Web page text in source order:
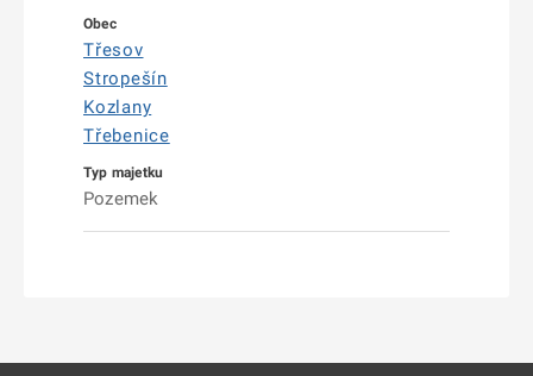
Třesov
Stropešín
Kozlany
Třebenice
Pozemek